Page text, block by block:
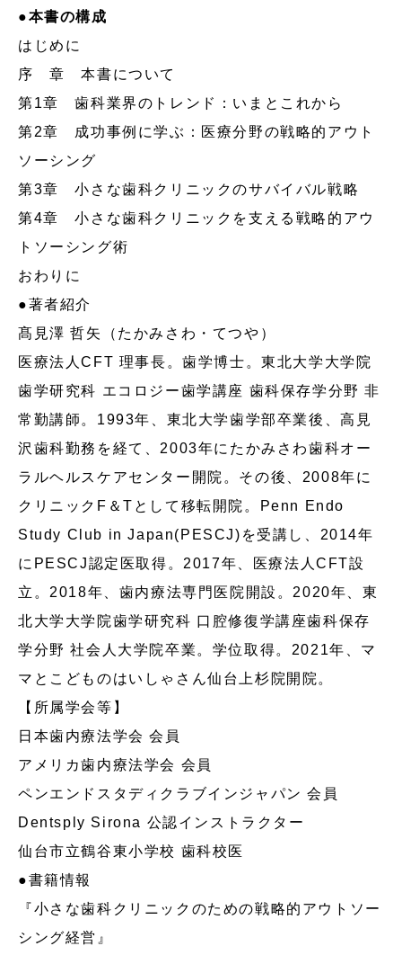
●本書の構成
はじめに
序 章 本書について
第1章 歯科業界のトレンド：いまとこれから
第2章 成功事例に学ぶ：医療分野の戦略的アウト
ソーシング
第3章 小さな歯科クリニックのサバイバル戦略
第4章 小さな歯科クリニックを支える戦略的アウ
トソーシング術
おわりに
●著者紹介
髙見澤 哲矢（たかみさわ・てつや）
医療法人CFT 理事長。歯学博士。東北大学大学院
歯学研究科 エコロジー歯学講座 歯科保存学分野 非
常勤講師。1993年、東北大学歯学部卒業後、高見
沢歯科勤務を経て、2003年にたかみさわ歯科オー
ラルヘルスケアセンター開院。その後、2008年に
クリニックF＆Tとして移転開院。Penn Endo
Study Club in Japan(PESCJ)を受講し、2014年
にPESCJ認定医取得。2017年、医療法人CFT設
立。2018年、歯内療法専門医院開設。2020年、東
北大学大学院歯学研究科 口腔修復学講座歯科保存
学分野 社会人大学院卒業。学位取得。2021年、マ
マとこどものはいしゃさん仙台上杉院開院。
【所属学会等】
日本歯内療法学会 会員
アメリカ歯内療法学会 会員
ペンエンドスタディクラブインジャパン 会員
Dentsply Sirona 公認インストラクター
仙台市立鶴谷東小学校 歯科校医
●書籍情報
『小さな歯科クリニックのための戦略的アウトソー
シング経営』